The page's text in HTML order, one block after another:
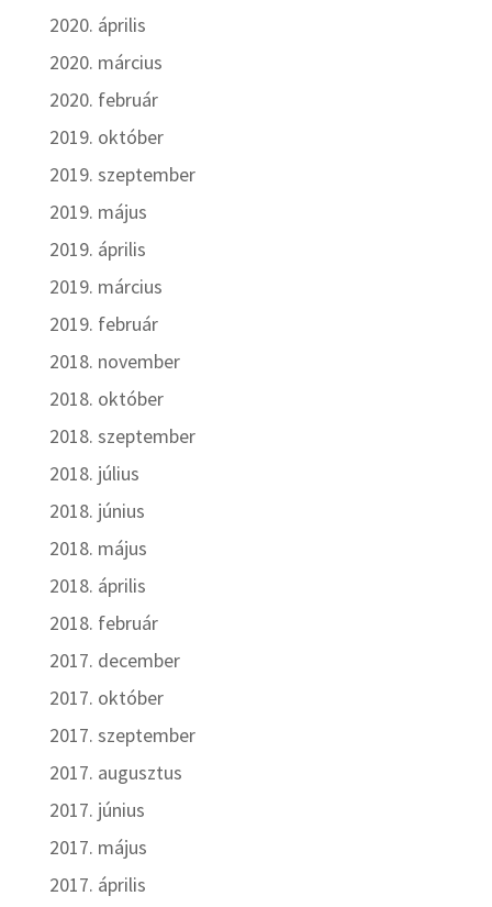
2020. április
2020. március
2020. február
2019. október
2019. szeptember
2019. május
2019. április
2019. március
2019. február
2018. november
2018. október
2018. szeptember
2018. július
2018. június
2018. május
2018. április
2018. február
2017. december
2017. október
2017. szeptember
2017. augusztus
2017. június
2017. május
2017. április